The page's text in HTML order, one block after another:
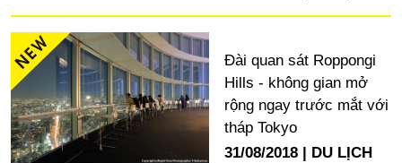
Đài quan sát Roppongi
Hills - không gian mở
rộng ngay trước mắt với
tháp Tokyo
31/08/2018
DU LỊCH